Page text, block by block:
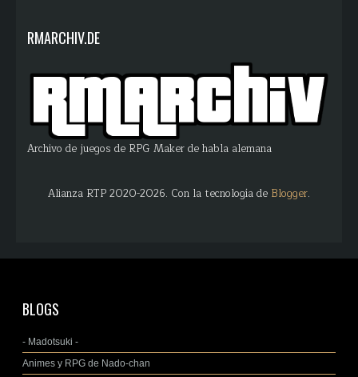
RMARCHIV.DE
Archivo de juegos de RPG Maker de habla alemana
Alianza RTP 2020-2026. Con la tecnología de Blogger.
BLOGS
- Madotsuki -
Animes y RPG de Nado-chan